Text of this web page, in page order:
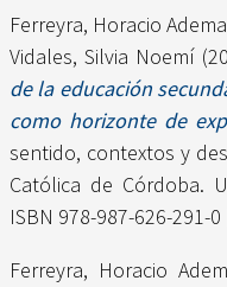
Ferreyra, Horacio
Vidales, Silvia Noemí
de la educación
como horizonte de
sentido, contextos y
Católica de Córdoba.
ISBN 978-987-626-291-
Ferreyra, Horacio